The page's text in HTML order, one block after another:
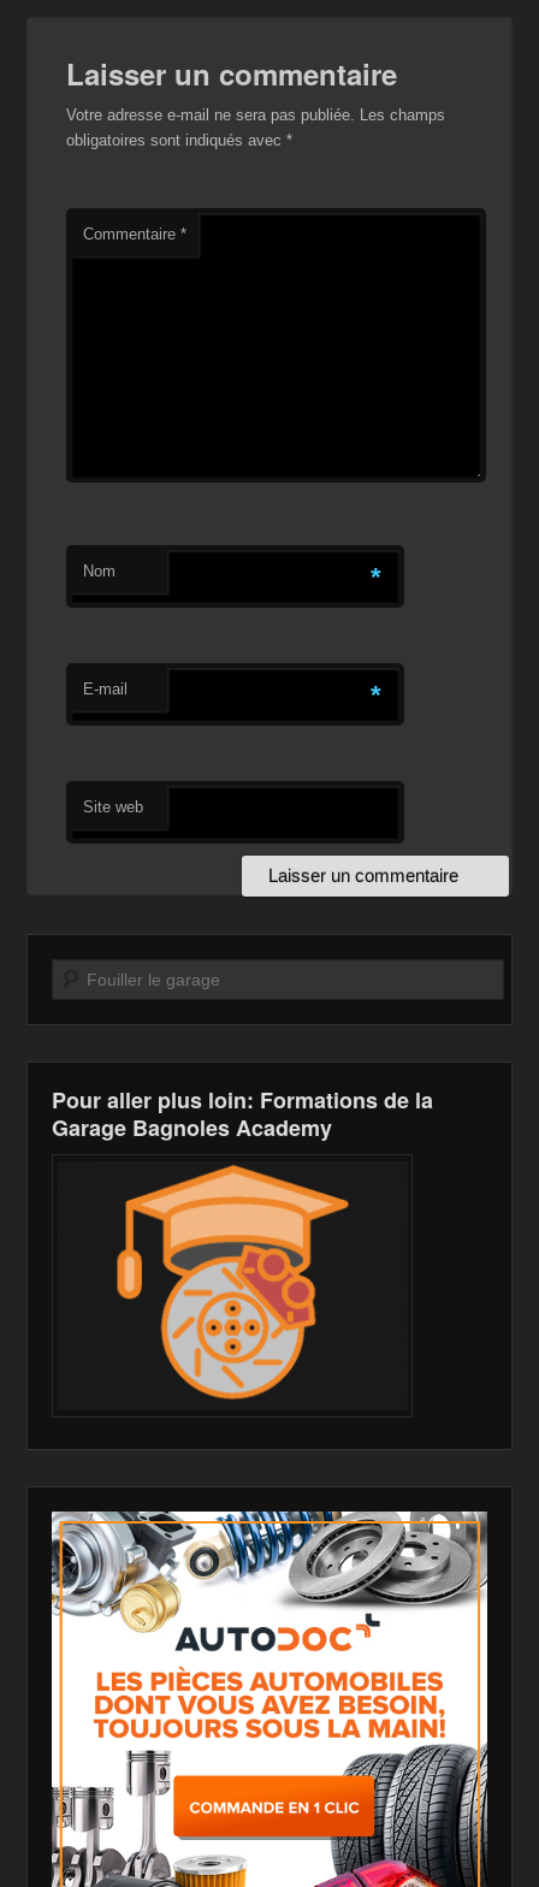
k
is
h
st
Laisser un commentaire
Votre adresse e-mail ne sera pas publiée. Les champs
obligatoires sont indiqués avec*
Commentaire*
Nom *
E-mail *
Site web
Recherche
Pour aller plus loin: Formations de la
Garage Bagnoles Academy